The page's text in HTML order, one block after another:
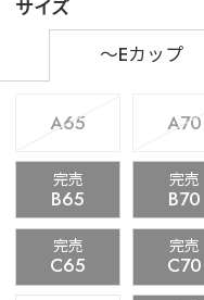
サイズ
～Eカップ
A65 A70
完売
B65
完売
B70
完売
C65
完売
C70